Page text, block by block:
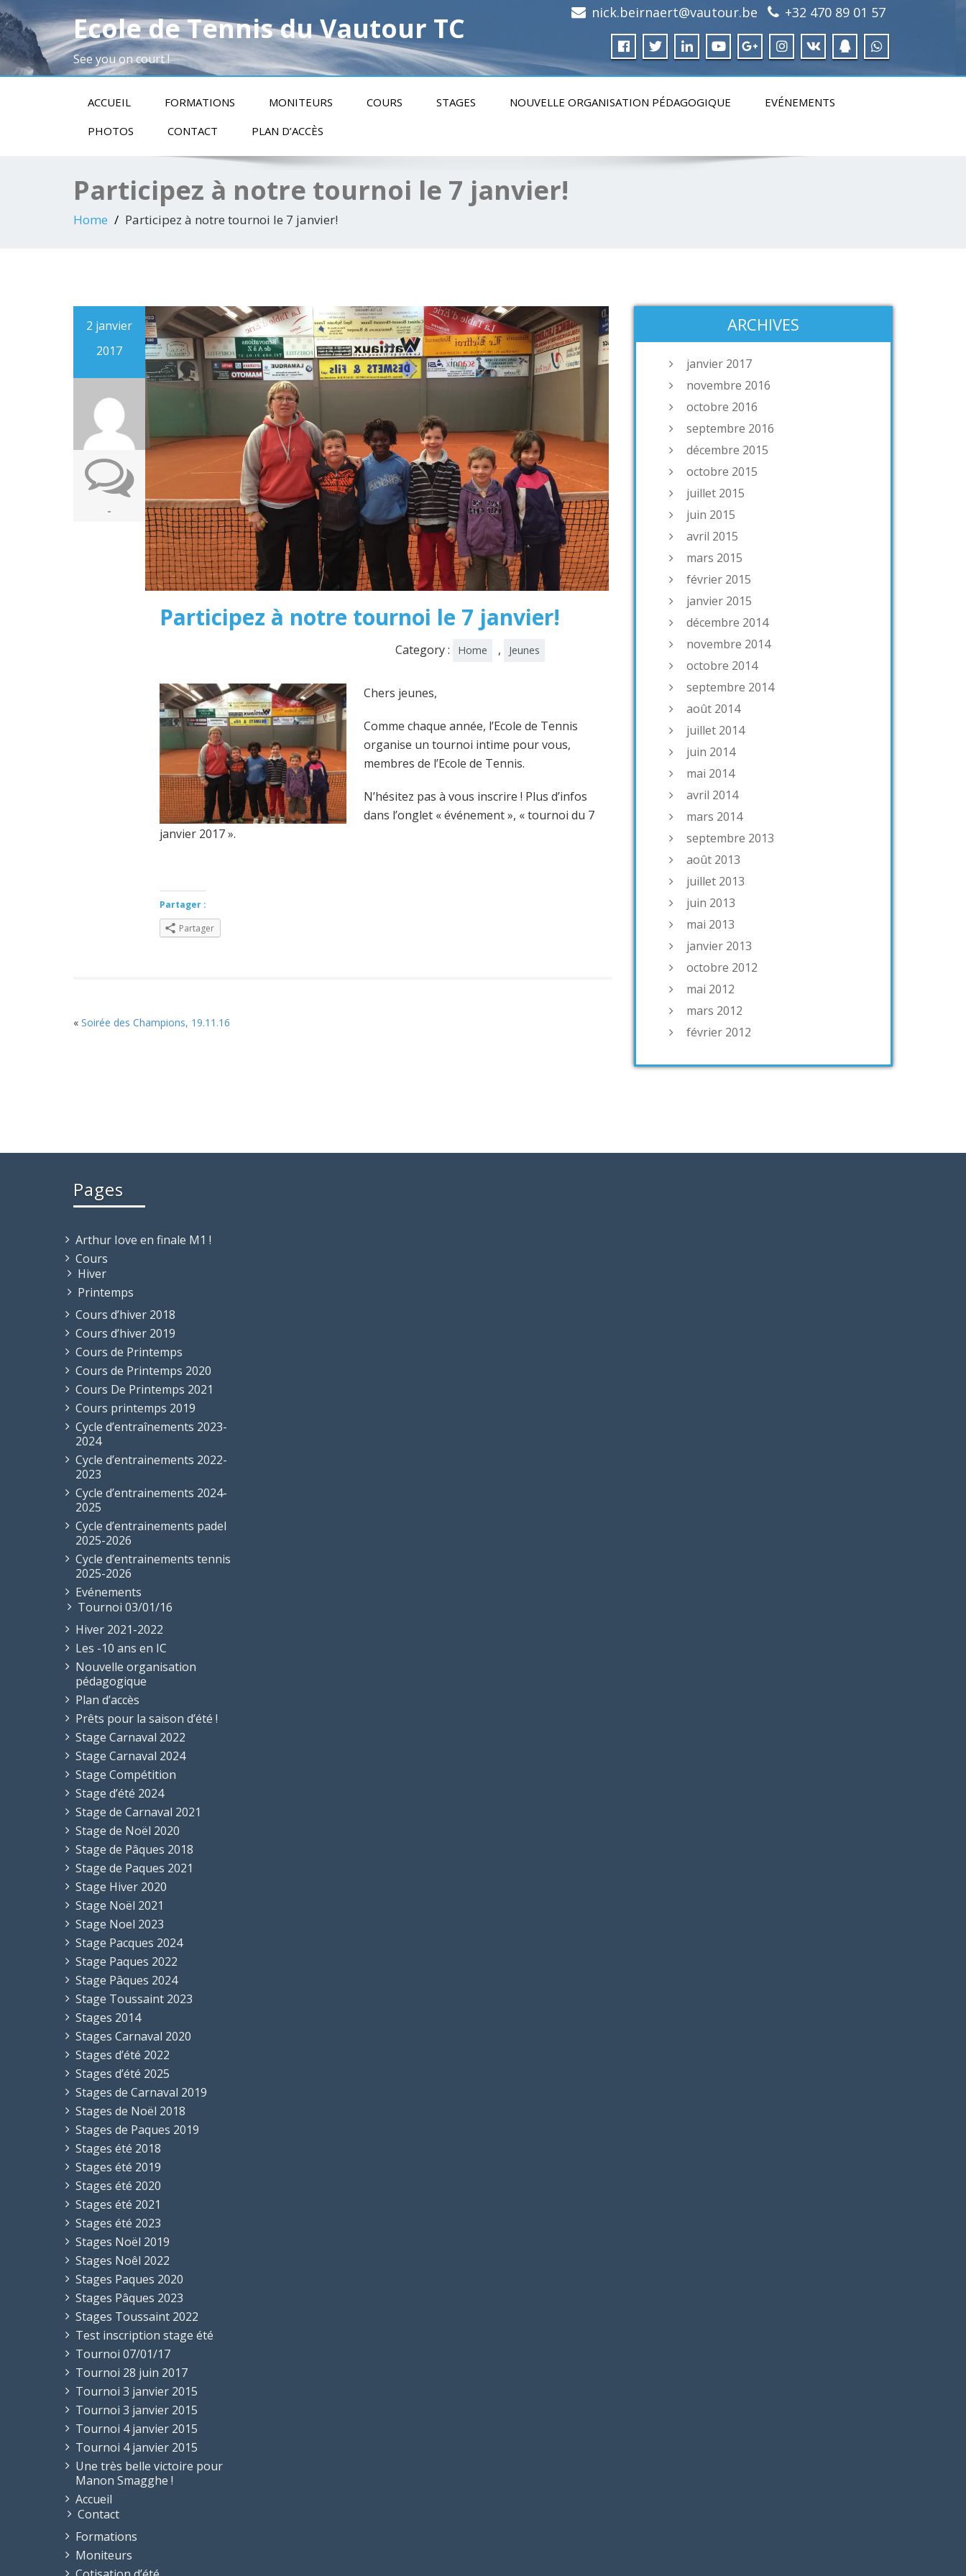
Ecole de Tennis du Vautour TC
See you on court !
nick.beirnaert@vautour.be +32 470 89 01 57
ACCUEIL FORMATIONS MONITEURS COURS STAGES NOUVELLE ORGANISATION PÉDAGOGIQUE
EVÉNEMENTS
PHOTOS
CONTACT PLAN D’ACCÈS
Participez à notre tournoi le 7 janvier!
Home Participez à notre tournoi le 7 janvier!
2 janvier
2017
-
Participez à notre tournoi le 7 janvier!
Category : Home , Jeunes
Chers jeunes,
Comme chaque année, l’Ecole de Tennis
organise un tournoi intime pour vous,
membres de l’Ecole de Tennis.
N’hésitez pas à vous inscrire ! Plus d’infos
dans l’onglet « événement », « tournoi du 7
janvier 2017 ».
Partager :
Partager
« Soirée des Champions, 19.11.16
ARCHIVES
janvier 2017
novembre 2016
octobre 2016
septembre 2016
décembre 2015
octobre 2015
juillet 2015
juin 2015
avril 2015
mars 2015
février 2015
janvier 2015
décembre 2014
novembre 2014
octobre 2014
septembre 2014
août 2014
juillet 2014
juin 2014
mai 2014
avril 2014
mars 2014
septembre 2013
août 2013
juillet 2013
juin 2013
mai 2013
janvier 2013
octobre 2012
mai 2012
mars 2012
février 2012
Pages
Arthur Iove en finale M1 !
Cours
Hiver
Printemps
Cours d’hiver 2018
Cours d’hiver 2019
Cours de Printemps
Cours de Printemps 2020
Cours De Printemps 2021
Cours printemps 2019
Cycle d’entraînements 2023-
2024
Cycle d’entrainements 2022-
2023
Cycle d’entrainements 2024-
2025
Cycle d’entrainements padel
2025-2026
Cycle d’entrainements tennis
2025-2026
Evénements
Tournoi 03/01/16
Hiver 2021-2022
Les -10 ans en IC
Nouvelle organisation
pédagogique
Plan d’accès
Prêts pour la saison d’été !
Stage Carnaval 2022
Stage Carnaval 2024
Stage Compétition
Stage d’été 2024
Stage de Carnaval 2021
Stage de Noël 2020
Stage de Pâques 2018
Stage de Paques 2021
Stage Hiver 2020
Stage Noël 2021
Stage Noel 2023
Stage Pacques 2024
Stage Paques 2022
Stage Pâques 2024
Stage Toussaint 2023
Stages 2014
Stages Carnaval 2020
Stages d’été 2022
Stages d’été 2025
Stages de Carnaval 2019
Stages de Noël 2018
Stages de Paques 2019
Stages été 2018
Stages été 2019
Stages été 2020
Stages été 2021
Stages été 2023
Stages Noël 2019
Stages Noêl 2022
Stages Paques 2020
Stages Pâques 2023
Stages Toussaint 2022
Test inscription stage été
Tournoi 07/01/17
Tournoi 28 juin 2017
Tournoi 3 janvier 2015
Tournoi 3 janvier 2015
Tournoi 4 janvier 2015
Tournoi 4 janvier 2015
Une très belle victoire pour
Manon Smagghe !
Accueil
Contact
Formations
Moniteurs